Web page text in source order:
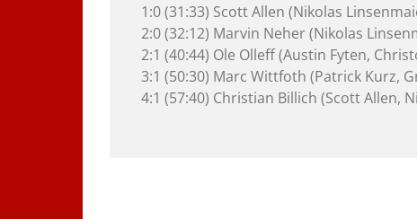
1:0 (31:33) Scott Allen (Nikolas
2:0 (32:12) Marvin Neher (Nikolas
2:1 (40:44) Ole Olleff (Austin Fyten,
3:1 (50:30) Marc Wittfoth (Patrick Kurz,
4:1 (57:40) Christian Billich (Scott Allen,